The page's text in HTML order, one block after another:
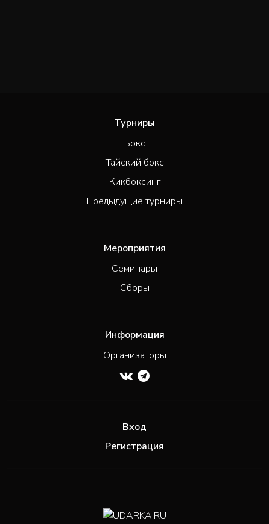
Турниры
Бокс
Тайский бокс
Кикбоксинг
Предыдущие турниры
Мероприятия
Семинары
Сборы
Информация
Организаторы
Вход
Регистрация